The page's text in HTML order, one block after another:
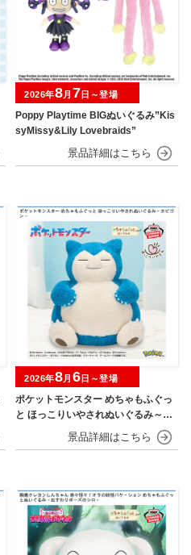
Poppy Playtime BIGぬいぐるみ”Kis
syMissy&Lily Lovebraids”
2026年8月 7日～登場
ポケットモンスター めちゃもふぐっ
と ほっこりいやされぬいぐるみ～カ
2026年8月 6 日～登場